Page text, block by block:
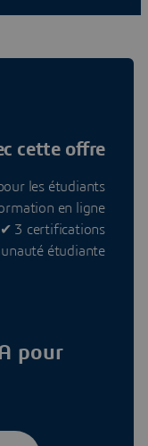
cette offre
les étudiants
en ligne
✔ 3 certifications
étudiante
pour